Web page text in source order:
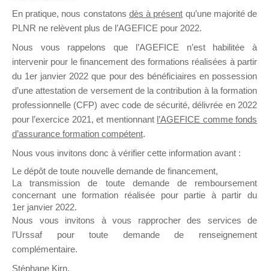
il y a un mois
Ce groupe est destiné aux Organismes de
Formation qui souhaitent répondre à l’Appel à
Propositions Mallette du Dirigeant.
Ce groupe propose un forum dédié au support
sur lequel il est possible de laisser un message
ou poser une question.
NB : Il est nécessaire d’être
pouvoir rejoindre ce groupe
En pratique, nous constatons dès à présent qu’une majorité de
PLNR ne relèvent plus de l’AGEFICE pour 2022.
Nous vous rappelons que l’AGEFICE n’est habilitée à
intervenir pour le financement des formations réalisées à partir
du 1er janvier 2022 que pour des bénéficiaires en possession
d’une attestation de versement de la contribution à la formation
professionnelle (CFP) avec code de sécurité, délivrée en 2022
pour l’exercice 2021, et mentionnant l’AGEFICE comme fonds
d’assurance formation compétent.
Nous vous invitons donc à vérifier cette information avant :
Le dépôt de toute nouvelle demande de financement,
La transmission de toute demande de remboursement
concernant une formation réalisée pour partie à partir du
1er janvier 2022.
Nous vous invitons à vous rapprocher des services de
l’Urssaf pour toute demande de renseignement
complémentaire.
Stéphane Kirn,